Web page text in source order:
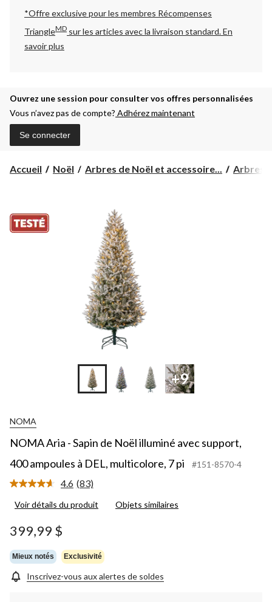
*Offre exclusive pour les membres Récompenses
TriangleMD sur les articles avec la livraison standard.En
savoir plus
Ouvrez une session pour consulter vos offres personnalisées
Vous n’avez pas de compte? Adhérez maintenant
Se connecter
Accueil Noël Arbres de Noël et accessoire... Arbres
+9
NOMA
NOMA Aria - Sapin de Noël illuminé avec support,
400 ampoules à DEL, multicolore, 7 pi
#151-8570-4
4.6 Lire
83
même
page.
(83)
Voir détails du produit Objets similaires
399,99 $
Mieux notés Exclusivité
Inscrivez-vous aux alertes de soldes